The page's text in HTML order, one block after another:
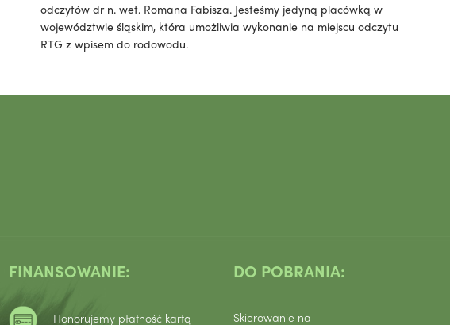
odczytów dr n. wet. Romana Fabisza. Jesteśmy jedyną placówką w
województwie śląskim, która umożliwia wykonanie na miejscu odczytu
RTG z wpisem do rodowodu.
FINANSOWANIE:
Honorujemy płatność kartą
DO POBRANIA:
Skierowanie na